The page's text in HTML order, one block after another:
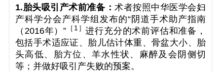
1.胎头吸引产术前准备：术者按照中华医学会妇
产科学分会产科学组发布的“阴道手术助产指南
（2016年）” ［ 1］进行充分的术前评估和准备，
包括手术适应证、胎儿估计体重、骨盆大小、胎
头高低、胎方位、羊水性状、麻醉及会阴侧切
等；并做好吸引产失败的预案。